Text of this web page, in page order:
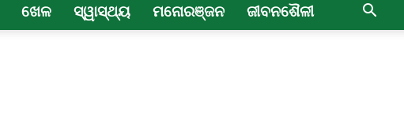
ଖେଳ ସ୍ୱାସ୍ଥ୍ୟ ମନୋରଞ୍ଜନ ଜୀବନଶୈଳୀ